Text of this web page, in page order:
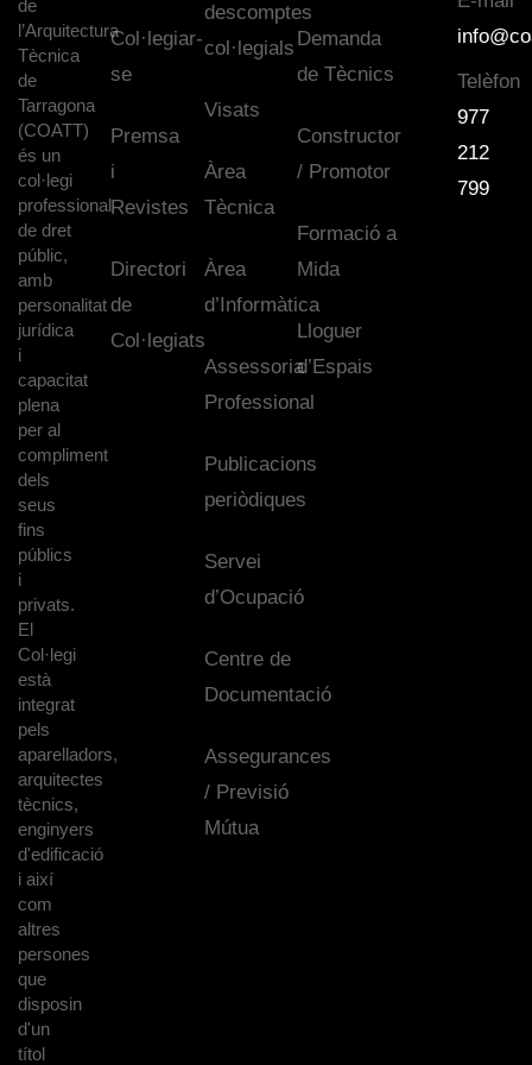
de
l’Arquitectura
Tècnica
de
Tarragona
(COATT)
és un
col·legi
professional
de dret
públic,
amb
personalitat
jurídica
i
capacitat
plena
per al
compliment
dels
seus
fins
públics
i
privats.
El
Col·legi
està
integrat
pels
aparelladors,
arquitectes
tècnics,
enginyers
d'edificació
i així
com
altres
persones
que
disposin
d'un
títol
Col·legiar-
se
Premsa
i
Revistes
Directori
de
Col·legiats
descomptes
col·legials
Visats
Àrea
Tècnica
Àrea
d’Informàtica
Assessoria
Professional
Publicacions
periòdiques
Servei
d’Ocupació
Centre de
Documentació
Assegurances
/ Previsió
Mútua
Demanda
de Tècnics
Constructor
/ Promotor
Formació a
Mida
Lloguer
d’Espais
Telèfon
977
212
799